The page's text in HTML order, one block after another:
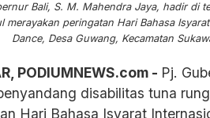
Bali, S. M. Mahendra Jaya, hadir di
merayakan peringatan Hari Bahasa
Dance, Desa Guwang, Kecamatan
PODIUMNEWS.com - Pj.
disabilitas tuna
Hari Bahasa Isyarat